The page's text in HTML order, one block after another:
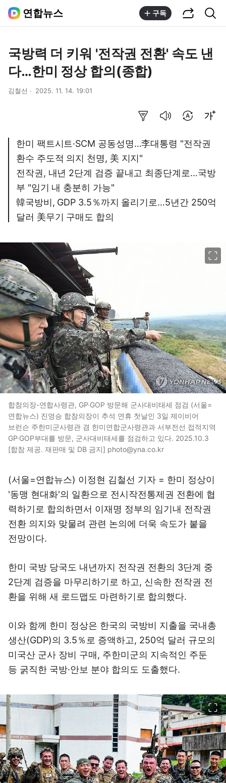
연합뉴스 구독
국방력 더 키워 '전작권 전환' 속도 낸
다…한미 정상 합의(종합)
김철선 2025. 11. 14. 19:01
한미 팩트시트·SCM 공동성명…李대통령 "전작권
환수 주도적 의지 천명, 美 지지"
전작권, 내년 2단계 검증 끝내고 최종단계로…국방
부 "임기 내 충분히 가능"
韓국방비, GDP 3.5％까지 올리기로…5년간 250억
달러 美무기 구매도 합의
합참의장-연합사령관, GP·GOP 방문해 군사대비태세 점검 (서울=
연합뉴스) 진영승 합참의장이 추석 연휴 첫날인 3일 제이비어
브런슨 주한미군사령관 겸 한미연합군사령관과 서부전선 접적지역
GP·GOP부대를 방문, 군사대비태세를 점검하고 있다. 2025.10.3
[합참 제공. 재판매 및 DB 금지] photo@yna.co.kr
(서울=연합뉴스) 이정현 김철선 기자 = 한미 정상이
'동맹 현대화'의 일환으로 전시작전통제권 전환에 협
력하기로 합의하면서 이재명 정부의 임기내 전작권
전환 의지와 맞물려 관련 논의에 더욱 속도가 붙을
전망이다.
한미 국방 당국도 내년까지 전작권 전환의 3단계 중
2단계 검증을 마무리하기로 하고, 신속한 전작권 전
환을 위해 새 로드맵도 마련하기로 합의했다.
이와 함께 한미 정상은 한국의 국방비 지출을 국내총
생산(GDP)의 3.5％로 증액하고, 250억 달러 규모의
미국산 군사 장비 구매, 주한미군의 지속적인 주둔
등 굵직한 국방·안보 분야 합의도 도출했다.